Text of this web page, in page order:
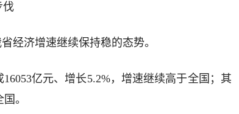
伐
经济增速继续保持稳的态势。
亿元、增长5.2%，增速继续高于全国；其
。